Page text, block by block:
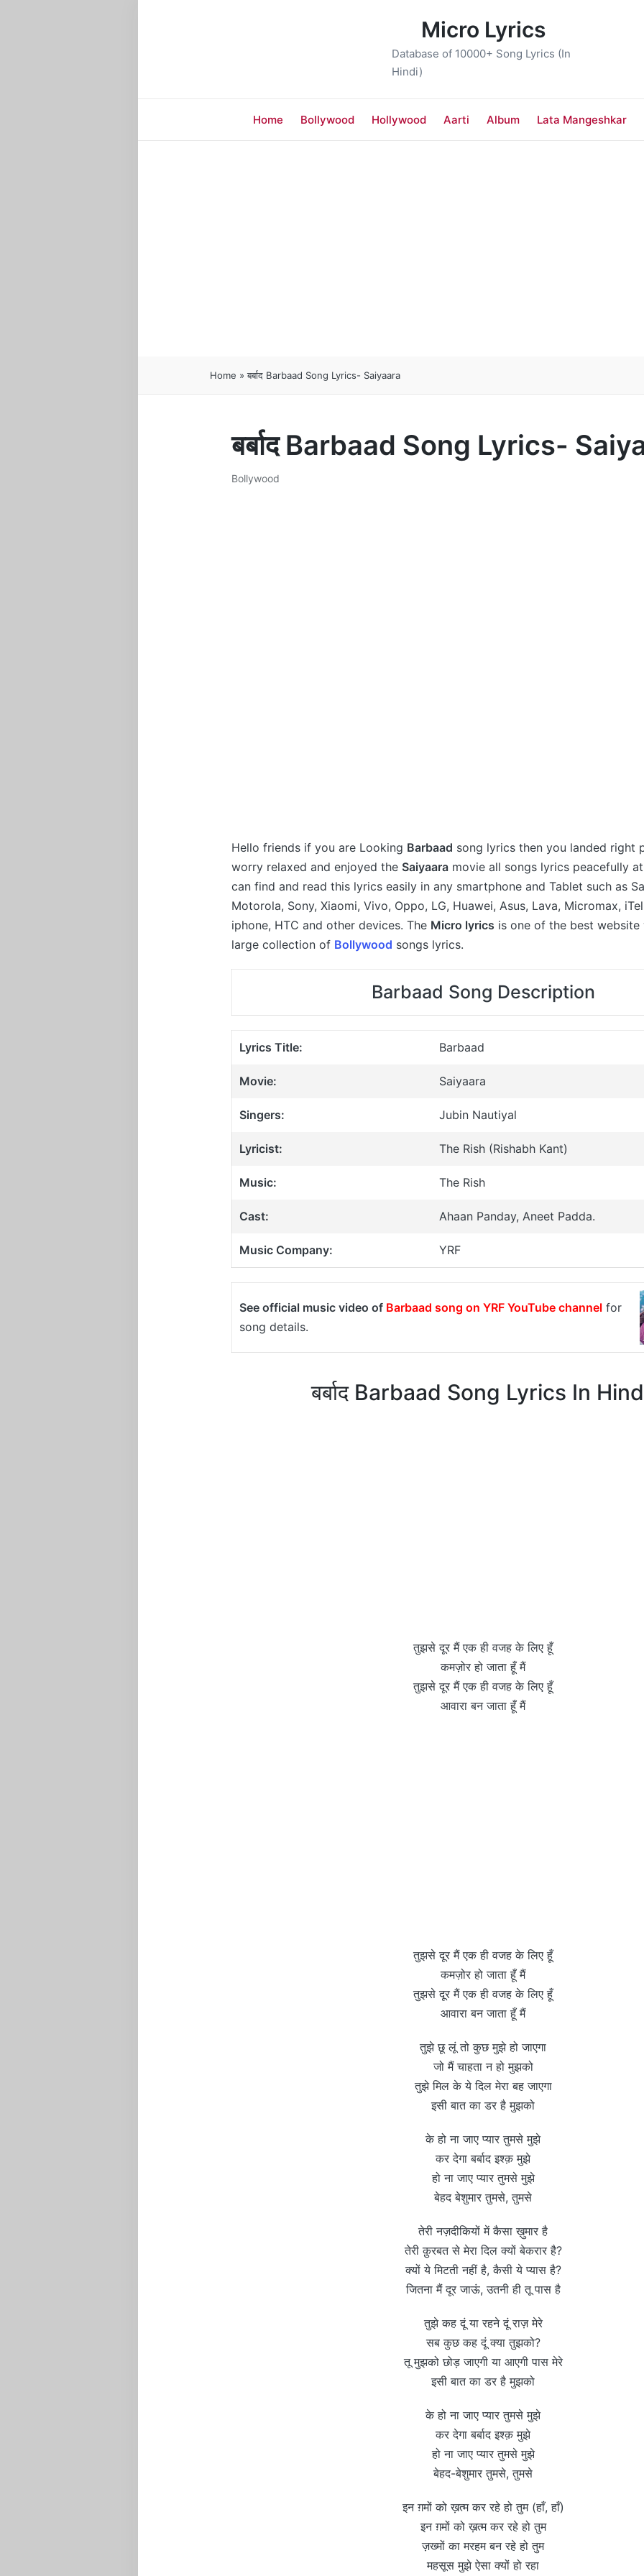
Micro Lyrics
Database of 10000+ Song Lyrics (In
Hindi)
Home Bollywood Hollywood Aarti Album Lata Mangeshkar
Home »बर्बाद Barbaad Song Lyrics- Saiyaara
बर्बाद Barbaad Song Lyrics-
Posted
Bollywood
Hello friends if you are Looking Barbaad song lyrics then you landed right
worry relaxed and enjoyed the Saiyaara movie all songs lyrics peacefully
can find and read this lyrics easily in any smartphone and Tablet such as
Motorola, Sony, Xiaomi, Vivo, Oppo, LG, Huawei, Asus, Lava, Micromax,
iphone, HTC and other devices. The Micro lyrics is one of the best
large collection of Bollywood songs lyrics.
Barbaad Song Description
Lyrics Title: Barbaad
Movie: Saiyaara
Singers: Jubin Nautiyal
Lyricist: The Rish (Rishabh Kant)
Music: The Rish
Cast: Ahaan Panday, Aneet Padda.
Music Company: YRF
See official music video of Barbaad song on YRF YouTube channel for
song details.
बर्बाद Barbaad Song Lyrics In
तुझसे दूर मैं एक ही वजह के लिए हूँ
कमज़ोर हो जाता हूँ मैं
तुझसे दूर मैं एक ही वजह के लिए हूँ
आवारा बन जाता हूँ मैं
तुझसे दूर मैं एक ही वजह के लिए हूँ
कमज़ोर हो जाता हूँ मैं
तुझसे दूर मैं एक ही वजह के लिए हूँ
आवारा बन जाता हूँ मैं
तुझे छू लूं तो कुछ मुझे हो जाएगा
जो मैं चाहता न हो मुझको
तुझे मिल के ये दिल मेरा बह जाएगा
इसी बात का डर है मुझको
के हो ना जाए प्यार तुमसे मुझे
कर देगा बर्बाद इश्क़ मुझे
हो ना जाए प्यार तुमसे मुझे
बेहद बेशुमार तुमसे, तुमसे
तेरी नज़दीकियों में कैसा ख़ुमार है
तेरी क़ुरबत से मेरा दिल क्यों बेकरार है?
क्यों ये मिटती नहीं है, कैसी ये प्यास है?
जितना मैं दूर जाऊं, उतनी ही तू पास है
तुझे कह दूं या रहने दूं राज़ मेरे
सब कुछ कह दूं क्या तुझको?
तू मुझको छोड़ जाएगी या आएगी पास मेरे
इसी बात का डर है मुझको
के हो ना जाए प्यार तुमसे मुझे
कर देगा बर्बाद इश्क़ मुझे
हो ना जाए प्यार तुमसे मुझे
बेहद-बेशुमार तुमसे, तुमसे
इन ग़मों को ख़त्म कर रहे हो तुम (हाँ, हाँ)
इन ग़मों को ख़त्म कर रहे हो तुम
ज़ख्मों का मरहम बन रहे हो तुम
महसूस मुझे ऐसा क्यों हो रहा